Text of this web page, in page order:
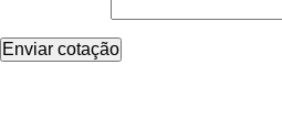
Enviar cotação